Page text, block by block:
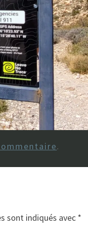
.
sont indiqués avec *